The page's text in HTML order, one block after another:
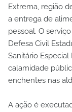
Extrema, região
a entrega de
pessoal. O
Defesa Civil
Sanitário
calamidade
enchentes nas
A ação é